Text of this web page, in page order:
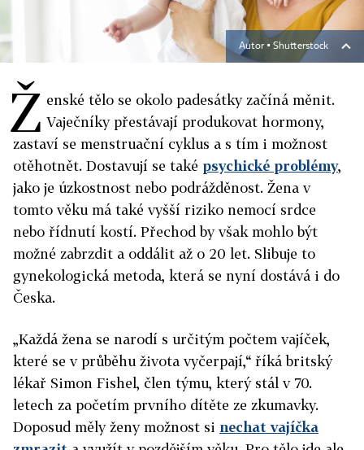
Autor ▪ Shutterstock
Ž enské tělo se okolo padesátky začíná měnit.
Vaječníky přestávají produkovat hormony,
zastaví se menstruační cyklus a s tím i možnost
otěhotnět. Dostavují se také psychické problémy,
jako je úzkostnost nebo podrážděnost. Žena v
tomto věku má také vyšší riziko nemocí srdce
nebo řídnutí kostí. Přechod by však mohlo být
možné zabrzdit a oddálit až o 20 let. Slibuje to
gynekologická metoda, která se nyní dostává i do
Česka.
„Každá žena se narodí s určitým počtem vajíček,
které se v průběhu života vyčerpají,“ říká britský
lékař Simon Fishel, člen týmu, který stál v 70.
letech za početím prvního dítěte ze zkumavky.
Doposud měly ženy možnost si nechat vajíčka